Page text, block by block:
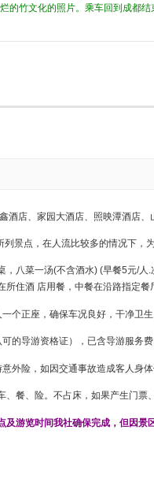
的竹文化的照片。乘车回到成都结
酒店、家园大酒店、照映潭酒店、
列景点，在人流比较多的情况下，
，八菜一汤(不含酒水) (早餐5元/
住酒 店用餐，中餐在沿路指定餐
个正座，确保车况良好，干净卫生
的导游资格证），已含导游服务
外险，如因交通事故造成客人身
、餐、险。不占床，如果产生门票
及游览时间我社确保完成，但因